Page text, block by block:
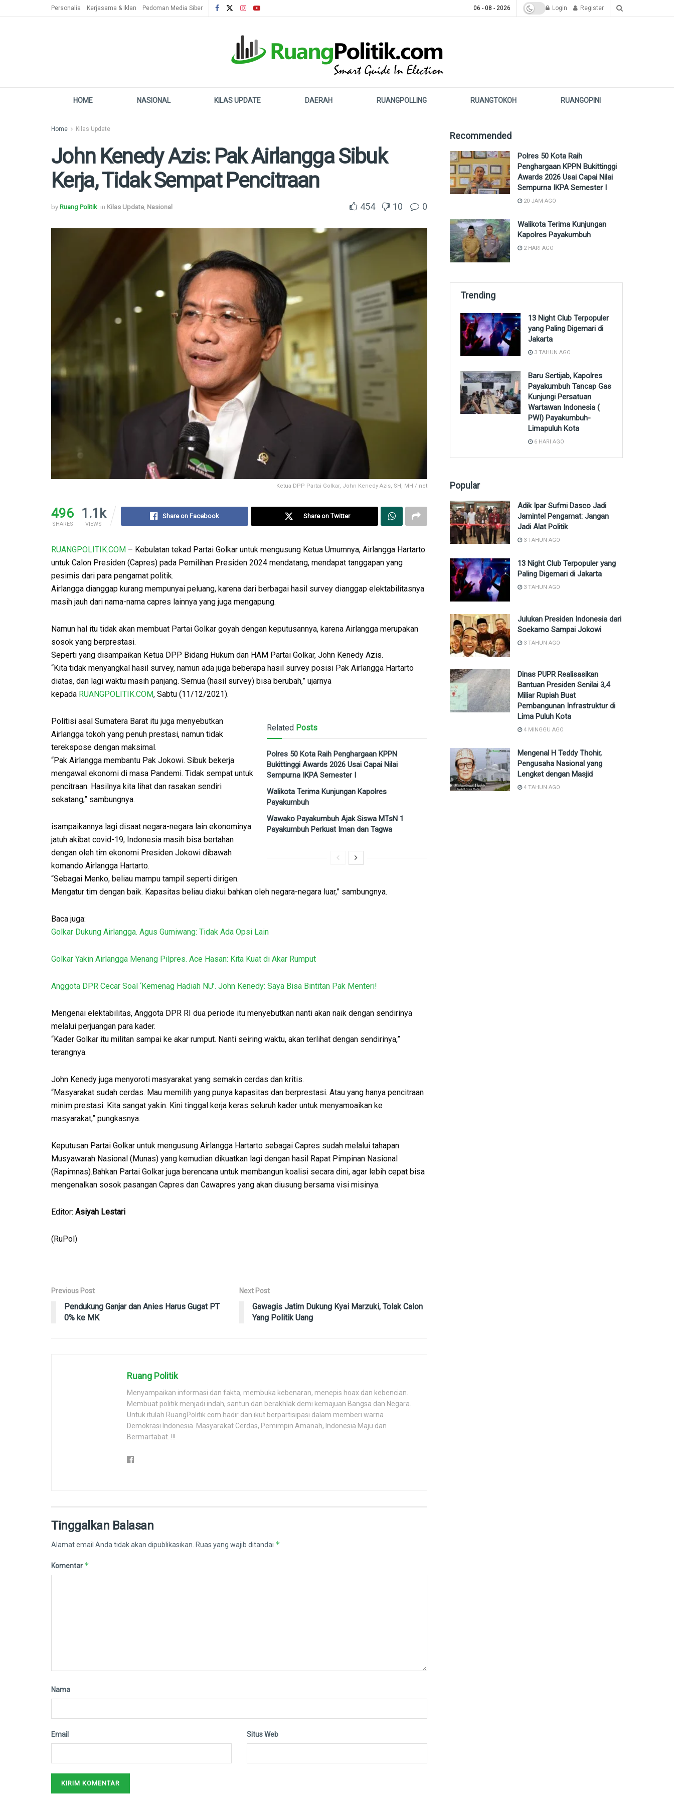
Personalia Kerjasama & Iklan Pedoman Media Siber 06 - 08 - 2026 Login Register
HOME NASIONAL KILAS UPDATE DAERAH RUANGPOLLING RUANGTOKOH RUANGOPINI
Home Kilas Update
John Kenedy Azis: Pak Airlangga Sibuk
Kerja, Tidak Sempat Pencitraan
by Ruang Politik in Kilas Update, Nasional 454 10 0
Ketua DPP Partai Golkar, John Kenedy Azis, SH, MH / net
496
SHARES
1.1k
VIEWS
Share on Facebook Share on Twitter
RUANGPOLITIK.COM – Kebulatan tekad Partai Golkar untuk mengusung Ketua Umumnya, Airlangga Hartarto
untuk Calon Presiden (Capres) pada Pemilihan Presiden 2024 mendatang, mendapat tanggapan yang
pesimis dari para pengamat politik.
Airlangga dianggap kurang mempunyai peluang, karena dari berbagai hasil survey dianggap elektabilitasnya
masih jauh dari nama-nama capres lainnya yang juga mengapung.
Namun hal itu tidak akan membuat Partai Golkar goyah dengan keputusannya, karena Airlangga merupakan
sosok yang berprestasi.
Seperti yang disampaikan Ketua DPP Bidang Hukum dan HAM Partai Golkar, John Kenedy Azis.
“Kita tidak menyangkal hasil survey, namun ada juga beberapa hasil survey posisi Pak Airlangga Hartarto
diatas, dan lagi waktu masih panjang. Semua (hasil survey) bisa berubah,” ujarnya
kepada RUANGPOLITIK.COM, Sabtu (11/12/2021).
Related Posts
Polres 50 Kota Raih Penghargaan KPPN
Bukittinggi Awards 2026 Usai Capai Nilai
Sempurna IKPA Semester I
Walikota Terima Kunjungan Kapolres
Payakumbuh
Wawako Payakumbuh Ajak Siswa MTsN 1
Payakumbuh Perkuat Iman dan Tagwa
Politisi asal Sumatera Barat itu juga menyebutkan
Airlangga tokoh yang penuh prestasi, namun tidak
terekspose dengan maksimal.
“Pak Airlangga membantu Pak Jokowi. Sibuk bekerja
mengawal ekonomi di masa Pandemi. Tidak sempat untuk
pencitraan. Hasilnya kita lihat dan rasakan sendiri
sekatang,” sambungnya.
isampaikannya lagi disaat negara-negara lain ekonominya
jatuh akibat covid-19, Indonesia masih bisa bertahan
dengan oleh tim ekonomi Presiden Jokowi dibawah
komando Airlangga Hartarto.
“Sebagai Menko, beliau mampu tampil seperti dirigen.
Mengatur tim dengan baik. Kapasitas beliau diakui bahkan oleh negara-negara luar,” sambungnya.
Baca juga:
Golkar Dukung Airlangga. Agus Gumiwang: Tidak Ada Opsi Lain
Golkar Yakin Airlangga Menang Pilpres. Ace Hasan: Kita Kuat di Akar Rumput
Anggota DPR Cecar Soal ‘Kemenag Hadiah NU’. John Kenedy: Saya Bisa Bintitan Pak Menteri!
Mengenai elektabilitas, Anggota DPR RI dua periode itu menyebutkan nanti akan naik dengan sendirinya
melalui perjuangan para kader.
“Kader Golkar itu militan sampai ke akar rumput. Nanti seiring waktu, akan terlihat dengan sendirinya,”
terangnya.
John Kenedy juga menyoroti masyarakat yang semakin cerdas dan kritis.
“Masyarakat sudah cerdas. Mau memilih yang punya kapasitas dan berprestasi. Atau yang hanya pencitraan
minim prestasi. Kita sangat yakin. Kini tinggal kerja keras seluruh kader untuk menyamoaikan ke
masyarakat,” pungkasnya.
Keputusan Partai Golkar untuk mengusung Airlangga Hartarto sebagai Capres sudah melalui tahapan
Musyawarah Nasional (Munas) yang kemudian dikuatkan lagi dengan hasil Rapat Pimpinan Nasional
(Rapimnas).Bahkan Partai Golkar juga berencana untuk membangun koalisi secara dini, agar lebih cepat bisa
mengenalkan sosok pasangan Capres dan Cawapres yang akan diusung bersama visi misinya.
Editor: Asiyah Lestari
(RuPol)
Previous Post
Pendukung Ganjar dan Anies Harus Gugat PT
0% ke MK
Next Post
Gawagis Jatim Dukung Kyai Marzuki, Tolak Calon
Yang Politik Uang
Ruang Politik
Menyampaikan informasi dan fakta, membuka kebenaran, menepis hoax dan kebencian.
Membuat politik menjadi indah, santun dan berakhlak demi kemajuan Bangsa dan Negara.
Untuk itulah RuangPolitik.com hadir dan ikut berpartisipasi dalam memberi warna
Demokrasi Indonesia. Masyarakat Cerdas, Pemimpin Amanah, Indonesia Maju dan
Bermartabat..!!!
Tinggalkan Balasan
Alamat email Anda tidak akan dipublikasikan. Ruas yang wajib ditandai *
Komentar *
Nama
Email Situs Web
Recommended
Polres 50 Kota Raih
Penghargaan KPPN Bukittinggi
Awards 2026 Usai Capai Nilai
Sempurna IKPA Semester I
20 JAM AGO
Walikota Terima Kunjungan
Kapolres Payakumbuh
2 HARI AGO
Trending
13 Night Club Terpopuler
yang Paling Digemari di
Jakarta
3 TAHUN AGO
Baru Sertijab, Kapolres
Payakumbuh Tancap Gas
Kunjungi Persatuan
Wartawan Indonesia (
PWI) Payakumbuh-
Limapuluh Kota
6 HARI AGO
Popular
Adik Ipar Sufmi Dasco Jadi
Jamintel Pengamat: Jangan
Jadi Alat Politik
3 TAHUN AGO
13 Night Club Terpopuler yang
Paling Digemari di Jakarta
3 TAHUN AGO
Julukan Presiden Indonesia dari
Soekarno Sampai Jokowi
3 TAHUN AGO
Dinas PUPR Realisasikan
Bantuan Presiden Senilai 3,4
Miliar Rupiah Buat
Pembangunan Infrastruktur di
Lima Puluh Kota
4 MINGGU AGO
Mengenal H Teddy Thohir,
Pengusaha Nasional yang
Lengket dengan Masjid
4 TAHUN AGO